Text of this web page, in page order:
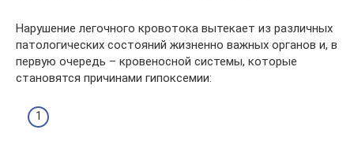
Нарушение легочного кровотока вытекает из различных
патологических состояний жизненно важных органов и, в
первую очередь – кровеносной системы, которые
становятся причинами гипоксемии: